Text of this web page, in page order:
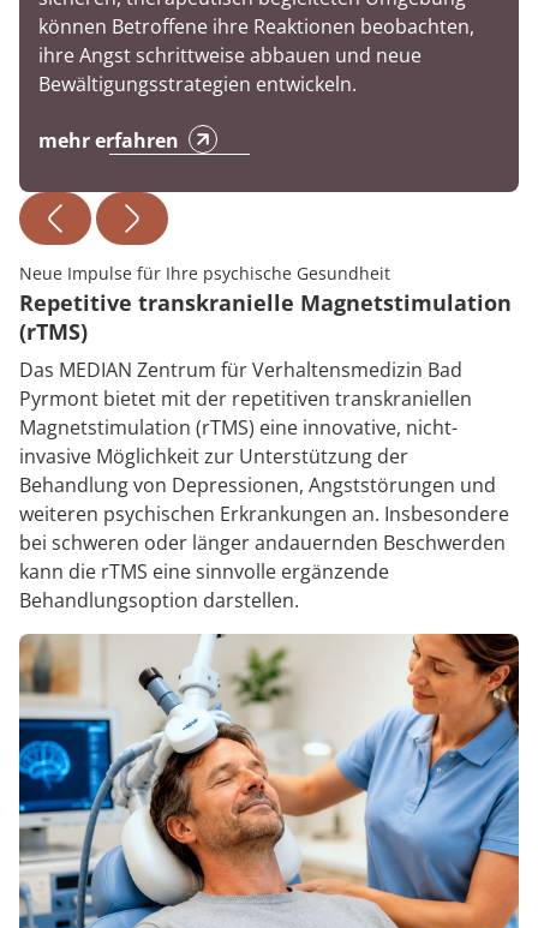
können Betroffene ihre Reaktionen beobachten,
ihre Angst schrittweise abbauen und neue
Bewältigungsstrategien entwickeln.
mehr erfahren
Neue Impulse für Ihre psychische Gesundheit
Repetitive transkranielle Magnetstimulation
(rTMS)
Das MEDIAN Zentrum für Verhaltensmedizin Bad
Pyrmont bietet mit der repetitiven transkraniellen
Magnetstimulation (rTMS) eine innovative, nicht-
invasive Möglichkeit zur Unterstützung der
Behandlung von Depressionen, Angststörungen und
weiteren psychischen Erkrankungen an. Insbesondere
bei schweren oder länger andauernden Beschwerden
kann die rTMS eine sinnvolle ergänzende
Behandlungsoption darstellen.